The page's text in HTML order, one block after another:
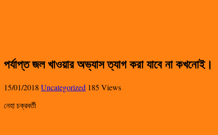
পর্যাপ্ত জল খাওয়ার অভ্যাস ত্যাগ করা যাবে না কখনোই।
15/01/2018 Uncategorized 185 Views
নেহা চক্রবর্তী